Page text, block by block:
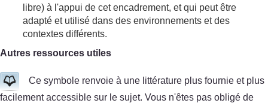
libre) à l'appui de cet encadrement, et qui peut être
adapté et utilisé dans des environnements et des
contextes différents.
Autres ressources utiles
Ce symbole renvoie à une littérature plus fournie et plus
facilement accessible sur le sujet. Vous n'êtes pas obligé de